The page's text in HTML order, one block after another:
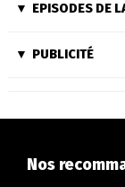
EPISODES DE
PUBLICITÉ
Nos